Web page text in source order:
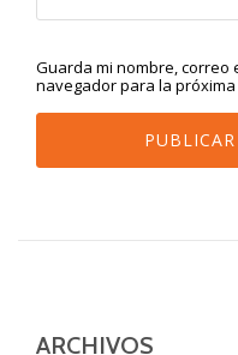
Guarda mi nombre, correo
navegador para la
ARCHIVOS